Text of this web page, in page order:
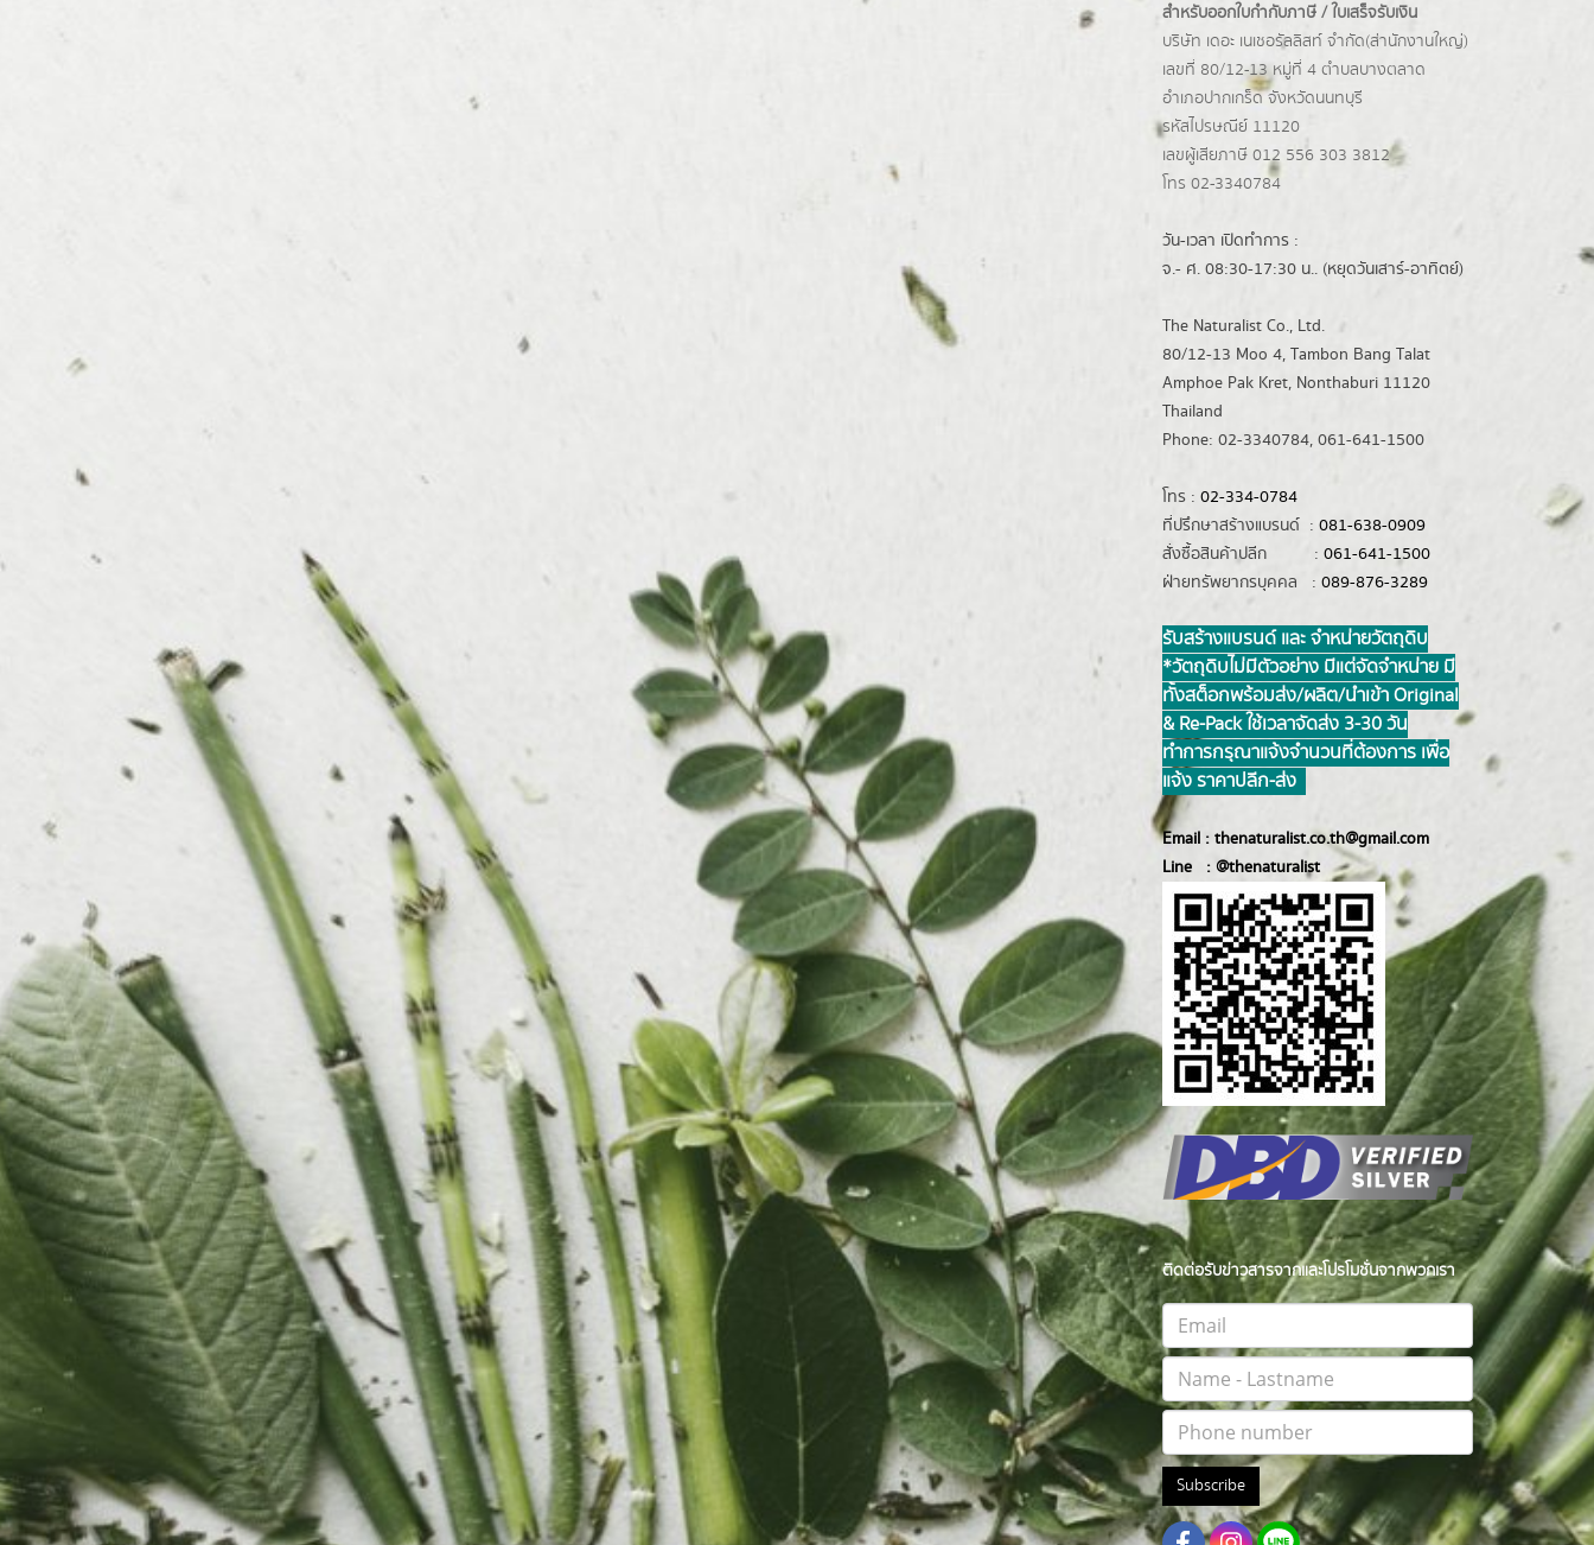
สำหรับออกใบกำกับภาษี / ใบเสร็จรับเงิน
บริษัท เดอะ เนเชอรัลลิสท์ จำกัด(ส่านักงานใหญ่)
เลขที่ 80/12-13 หมู่ที่ 4 ตำบลบางตลาด
อำเภอปากเกร็ดจังหวัดนนทบุรี
รหัสไปรษณีย์ 11120
เลขผู้เสียภาษี 012 556 303 3812
โทร 02-3340784
วัน-เวลา เปิดทำการ :
จ.- ศ. 08:30-17:30 น.. (หยุดวันเสาร์-อาทิตย์)
The Naturalist Co., Ltd.
80/12-13 Moo 4, Tambon Bang Talat
Amphoe Pak Kret, Nonthaburi 11120
Thailand
Phone: 02-3340784, 061-641-1500
โทร : 02-334-0784
ที่ปรึกษาสร้างแบรนด์ : 081-638-0909
สั่งซื้อสินค้าปลีก : 061-641-1500
ฝ่ายทรัพยากรบุคคล : 089-876-3289
รับสร้างแบรนด์ และ จำหน่ายวัตถุดิบ
*วัตถุดิบไม่มีตัวอย่าง มีแต่จัดจำหน่าย มี
ทั้งสต็อกพร้อมส่ง/ผลิต/นำเข้า Original
& Re-Pack ใช้เวลาจัดส่ง 3-30 วัน
ทำการ กรุณาแจ้งจำนวนที่ต้องการ เพื่อ
แจ้ง ราคาปลีก-ส่ง
Email : thenaturalist.co.th@gmail.com
Line : @thenaturalist
ติดต่อรับข่าวสารจากและโปรโมชั่นจากพวกเรา
Subscribe